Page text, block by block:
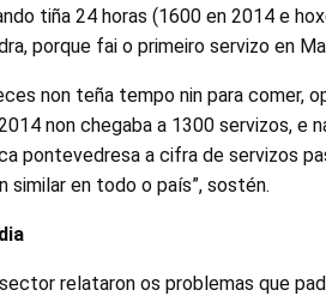
tiña 24 horas (1600 en 2014 e
porque fai o primeiro servizo en
non teña tempo nin para comer,
non chegaba a 1300 servizos, e
pontevedresa a cifra de servizos
similar en todo o país”, sostén.
relataron os problemas que